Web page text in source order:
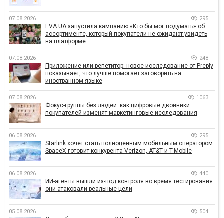
07.08.2026 295
EVA.UA запустила кампанию «Кто бы мог подумать» об
ассортименте, который покупатели не ожидают увидеть
на платформе
07.08.2026 248
Приложение или репетитор: новое исследование от Preply
показывает, что лучше помогает заговорить на
иностранном языке
07.08.2026 1063
Фокус-группы без людей: как цифровые двойники
покупателей изменят маркетинговые исследования
06.08.2026 295
Starlink хочет стать полноценным мобильным оператором:
SpaceX готовит конкурента Verizon, AT&T и T-Mobile
06.08.2026 440
ИИ-агенты вышли из-под контроля во время тестирования:
они атаковали реальные цели
05.08.2026 504